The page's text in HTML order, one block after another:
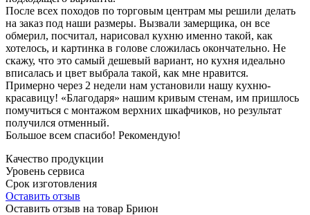
После всех походов по торговым центрам мы решили делать
на заказ под наши размеры. Вызвали замерщика, он все
обмерил, посчитал, нарисовал кухню именно такой, как
хотелось, и картинка в голове сложилась окончательно. Не
скажу, что это самый дешевый вариант, но кухня идеально
вписалась и цвет выбрала такой, как мне нравится.
Примерно через 2 недели нам установили нашу кухню-
красавицу! «Благодаря» нашим кривым стенам, им пришлось
помучиться с монтажом верхних шкафчиков, но результат
получился отменный.
Большое всем спасибо! Рекомендую!
Качество продукции
Уровень сервиса
Срок изготовления
Оставить отзыв
Оставить отзыв на товар Бриюн